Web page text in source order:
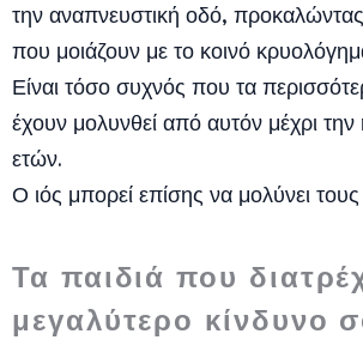
την αναπνευστική οδό,
που μοιάζουν με το κοινό
Είναι τόσο συχνός που τα
έχουν μολυνθεί από αυτόν μέχρι την
ετών.
Ο ιός μπορεί επίσης να μολύνει τους
Τα παιδιά που
μεγαλύτερο κίνδυνο